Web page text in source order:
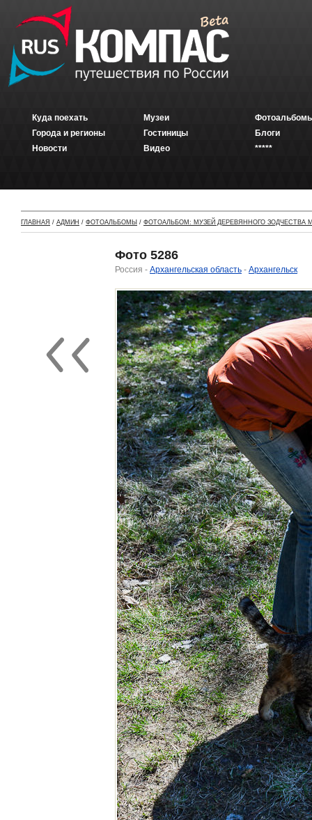
Куда поехать
Города и регионы
Новости
Музеи
Гостиницы
Видео
Блоги
*****
ГЛАВНАЯ / АДМИН / ФОТОАЛЬБОМЫ / ФОТОАЛЬБОМ: МУЗЕЙ ДЕРЕВЯННОГО ЗОДЧЕСТВА
Фото 5286
Россия - Архангельская область - Архангельск